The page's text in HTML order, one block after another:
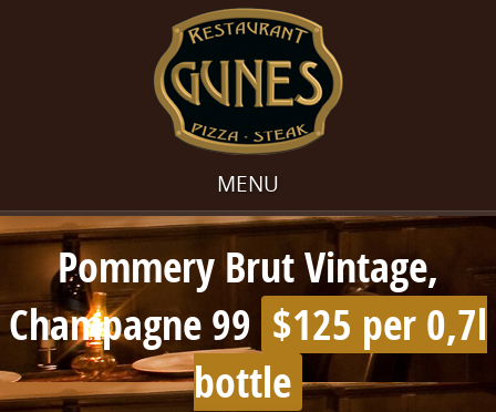
MENU
Pommery Brut Vintage,
Champagne 99 $125 per 0,7l
bottle